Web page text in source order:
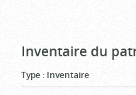
Inventaire du
Type : Inventaire